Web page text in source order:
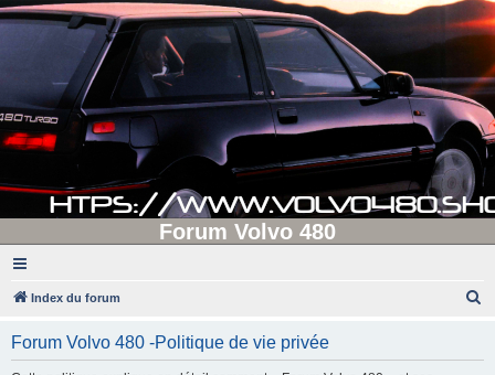
Forum Volvo 480
Index du forum
Forum Volvo 480 -Politique de vie privée